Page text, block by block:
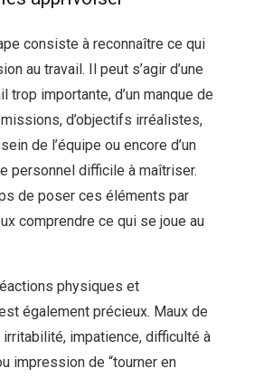
consiste à reconnaître ce qui
au travail. Il peut s’agir d’une
trop importante, d’un manque de
d’objectifs irréalistes,
de l’équipe ou encore d’un
personnel difficile à maîtriser.
de poser ces éléments par
comprendre ce qui se joue au
physiques et
également précieux. Maux de
impatience, difficulté à
impression de “tourner en